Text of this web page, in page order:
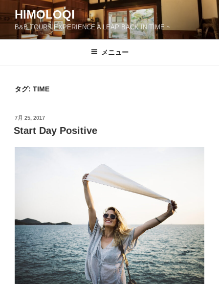
ン
ン
HIMOLOQI
B&B TOURS EXPERIENCE A LEAP BACK IN TIME ~
メニュー
タグ: TIME
投
稿
日:
7月 25, 2017
Start Day Positive